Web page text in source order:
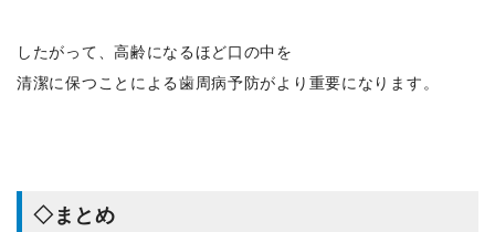
したがって、高齢になるほど口の中を
清潔に保つことによる歯周病予防がより重要になります。
◇まとめ